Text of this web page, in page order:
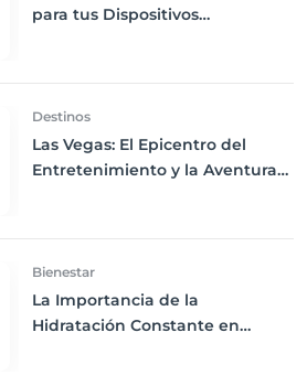
para tus Dispositivos
Destinos
Las Vegas: El Epicentro del
Entretenimiento y la Aventura
Bienestar
La Importancia de la
Hidratación Constante en